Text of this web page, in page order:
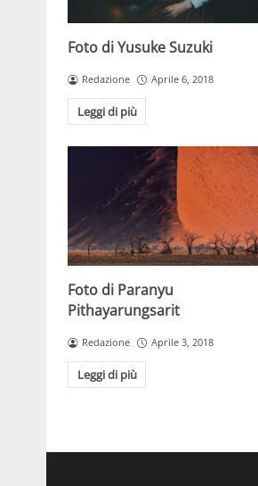
Foto di Yusuke Suzuki
Redazione Aprile 6, 2018
Leggi di più
Foto di Paranyu
Pithayarungsarit
Redazione Aprile 3, 2018
Leggi di più